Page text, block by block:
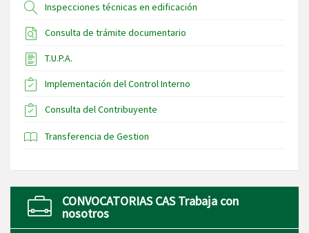
Inspecciones técnicas en edificación
Consulta de trámite documentario
T.U.P.A.
Implementación del Control Interno
Consulta del Contribuyente
Transferencia de Gestion
CONVOCATORIAS CAS Trabaja con
nosotros